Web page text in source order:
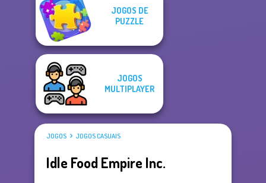
JOGOS DE
PUZZLE
JOGOS
MULTIPLAYER
JOGOS JOGOS CASUAIS
Idle Food Empire Inc.